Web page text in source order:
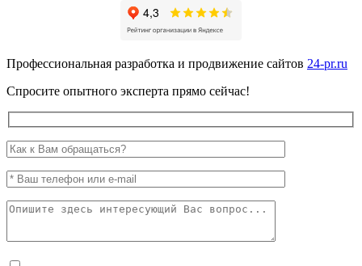
Профессиональная разработка и продвижение сайтов 24-pr.ru
Спросите опытного эксперта прямо сейчас!